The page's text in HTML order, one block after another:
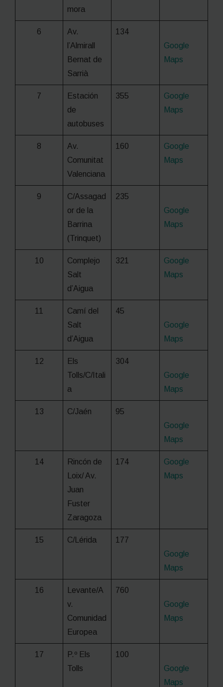
mora
6
Av.
l’Almirall
Bernat de
Sarrià
134
Google
Maps
7
Estación
de
autobuses
355
Google
Maps
8
Av.
Comunitat
Valenciana
160
Google
Maps
9
C/Assagad
or de la
Barrina
(Trinquet)
235
Google
Maps
10
Complejo
Salt
d’Aigua
321
Google
Maps
11
Camí del
Salt
d’Aigua
45
Google
Maps
12
Els
Tolls/C/Itali
a
304
Google
Maps
13 C/Jaén
95
Google
Maps
14
Rincón de
Loix/ Av.
Juan
Fuster
Zaragoza
174
Google
Maps
15 C/Lérida
177
Google
Maps
16
Levante/A
v.
Comunidad
Europea
760
Google
Maps
17
P.º Els
Tolls
100
Google
Maps